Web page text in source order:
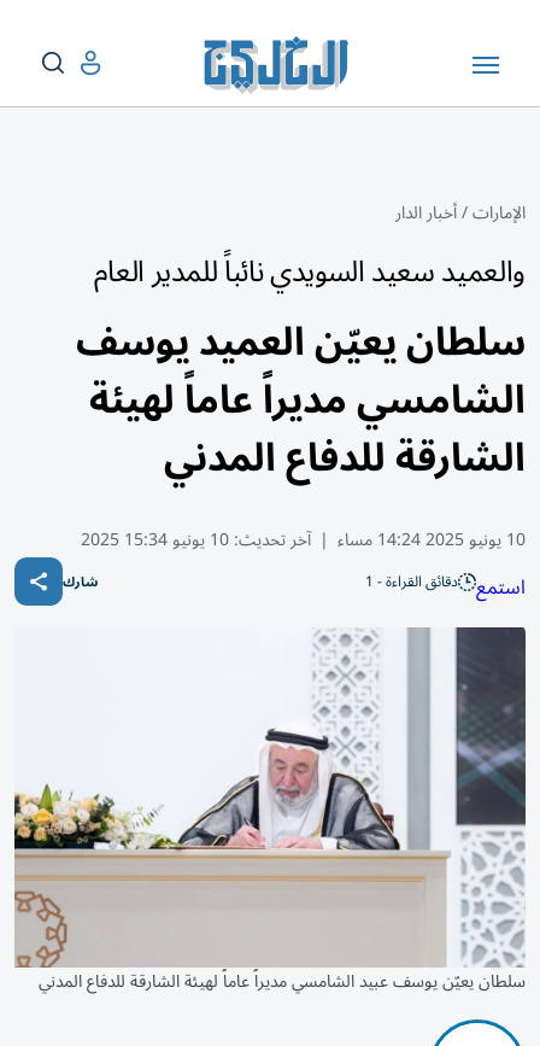
الإمارات/أخبار الدار
والعميد سعيد السويدي نائباً للمدير العام
سلطان يعيّن العميد يوسف
الشامسي مديراً عاماً لهيئة
الشارقة للدفاع المدني
10 يونيو 2025 14:24 مساء | آخر تحديث:10 يونيو 15:34 2025
استمع دقائق القراءة - 1 شارك
سلطان يعيّن يوسف عبيد الشامسي مديراً عاماً لهيئة الشارقة للدفاع المدني